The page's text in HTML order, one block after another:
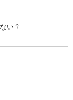
い？